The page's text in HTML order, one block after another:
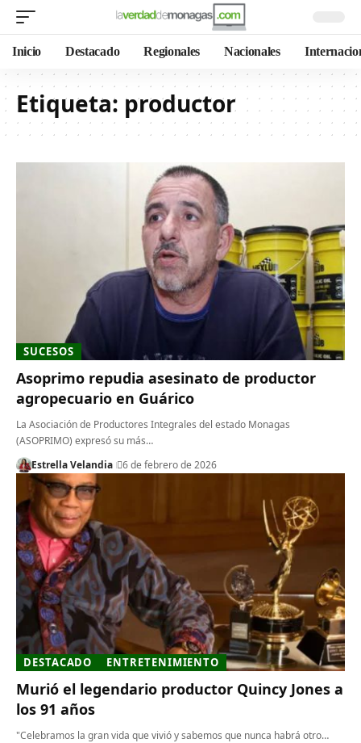
Inicio Destacado Regionales Nacionales
Etiqueta: productor
SUCESOS
Asoprimo repudia asesinato de productor
agropecuario en Guárico
La Asociación de Productores Integrales del estado Monagas
(ASOPRIMO) expresó su más…
Estrella Velandia
6 de febrero de 2026
DESTACADO ENTRETENIMIENTO
Murió el legendario productor Quincy Jones a
los 91 años
"Celebramos la gran vida que vivió y sabemos que nunca habrá otro…